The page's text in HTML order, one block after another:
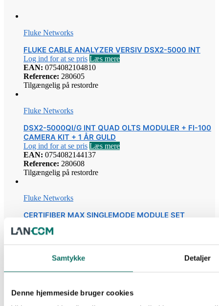
Samtykke Detaljer
Denne hjemmeside bruger cookies
Fluke Networks
FLUKE CABLE ANALYZER VERSIV DSX2-5000 INT
Log ind for at se pris Læs mere
EAN: 0754082104810
Reference: 280605
Tilgængelig på restordre
Fluke Networks
DSX2-5000QI/G INT QUAD OLTS MODULER + FI-100
CAMERA KIT + 1 ÅR GULD
Log ind for at se pris Læs mere
EAN: 0754082144137
Reference: 280608
Tilgængelig på restordre
Fluke Networks
CERTIFIBER MAX SINGLEMODE MODULE SET
Log ind for at se pris
Tilgængelig på restordre